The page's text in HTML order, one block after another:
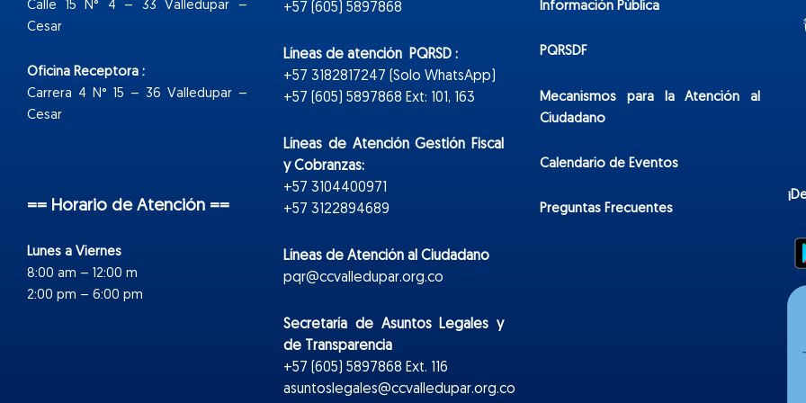
Calle 15 N° 4 – 33 Valledupar –
Cesar
Oficina Receptora :
Carrera 4 N° 15 – 36 Valledupar –
Cesar
== Horario de Atención ==
Lunes a Viernes
8:00 am – 12:00 m
2:00 pm – 6:00 pm
+57 (605) 5897868
Líneas de atención PQRSD :
+57 3182817247 (Solo WhatsApp)
+57 (605) 5897868 Ext: 101, 163
Líneas de Atención Gestión Fiscal
y Cobranzas:
+57 3104400971
+57 3122894689
Líneas de Atención al Ciudadano
pqr@ccvalledupar.org.co
Secretaría de Asuntos Legales y
de Transparencia
+57 (605) 5897868 Ext. 116
asuntoslegales@ccvalledupar.org.co
Información Pública
PQRSDF
Mecanismos para la Atención al
Ciudadano
Calendario de Eventos
Preguntas Frecuentes